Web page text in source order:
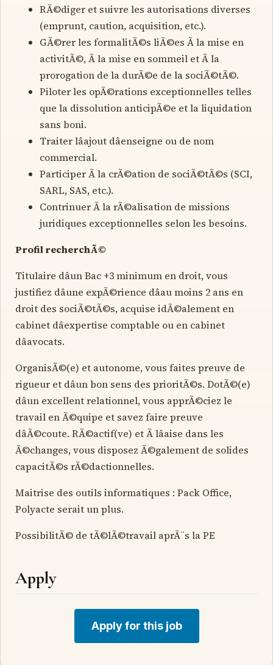
RÃ©diger et suivre les autorisations diverses
(emprunt, caution, acquisition, etc.).
GÃ©rer les formalitÃ©s liÃ©es Ã la mise en
activitÃ©, Ã la mise en sommeil et Ã la
prorogation de la durÃ©e de la sociÃ©tÃ©.
Piloter les opÃ©rations exceptionnelles telles
que la dissolution anticipÃ©e et la liquidation
sans boni.
Traiter lâajout dâenseigne ou de nom
commercial.
Participer Ã la crÃ©ation de sociÃ©tÃ©s (SCI,
SARL, SAS, etc.).
Contrinuer Ã la rÃ©alisation de missions
juridiques exceptionnelles selon les besoins.
Profil recherchÃ©
Titulaire dâun Bac +3 minimum en droit, vous
justifiez dâune expÃ©rience dâau moins 2 ans en
droit des sociÃ©tÃ©s, acquise idÃ©alement en
cabinet dâexpertise comptable ou en cabinet
dâavocats.
OrganisÃ©(e) et autonome, vous faites preuve de
rigueur et dâun bon sens des prioritÃ©s. DotÃ©(e)
dâun excellent relationnel, vous apprÃ©ciez le
travail en Ã©quipe et savez faire preuve
dâÃ©coute. RÃ©actif(ve) et Ã lâaise dans les
Ã©changes, vous disposez Ã©galement de solides
capacitÃ©s rÃ©dactionnelles.
Maitrise des outils informatiques : Pack Office,
Polyacte serait un plus.
PossibilitÃ© de tÃ©lÃ©travail aprÃ¨s la PE
Apply
Apply for this job